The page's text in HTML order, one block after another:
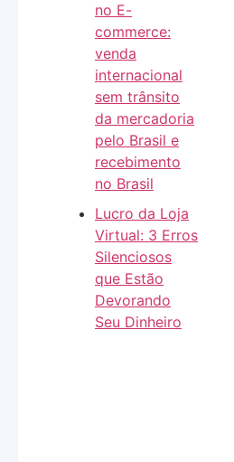
no E-
commerce:
venda
internacional
sem trânsito
da mercadoria
pelo Brasil e
recebimento
no Brasil
Lucro da Loja
Virtual: 3 Erros
Silenciosos
que Estão
Devorando
Seu Dinheiro